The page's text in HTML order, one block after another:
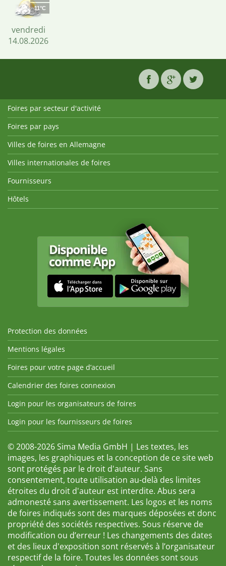
11°C
vendredi
14.08.2026
Foires par secteur d'activité
Foires par pays
Villes de foires en Allemagne
Villes internationales de foires
Fournisseurs
Hôtels
Protection des données
Mentions légales
Foires pour votre page d’accueil
Calendrier des foires connexion
Login pour les organisateurs de foires
Login pour les fournisseurs de foires
© 2008-2026 Sima Media GmbH | Les textes, les
images, les graphiques et la conception de ce site web
sont protégés par le droit d'auteur. Sans
consentement, toute utilisation au-delà des limites
étroites du droit d'auteur est interdite. Abus sera
admonesté sans avertissement. Les logos et les noms
de foires indiqués sont des marques déposées et donc
propriété des sociétés respectives. Sous réserve de
modification ou d’erreur ! Les changements des dates
et des lieux d'exposition sont réservés à l’organisateur
respectif de la foire. Toutes les données sont sous